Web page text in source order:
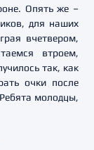
Опять же –
для наших
вчетвером,
втроем,
так, как
очки после
молодцы,